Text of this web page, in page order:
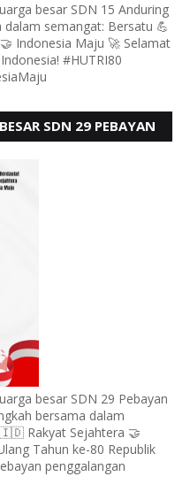
besar SDN 15 Anduring
semangat: Bersatu 💪
Indonesia Maju 🚀 Selamat
#HUTRI80
SDN 29 PEBAYAN
besar SDN 29 Pebayan
bersama dalam
Rakyat Sejahtera 🤝
Tahun ke-80 Republik
penggalangan